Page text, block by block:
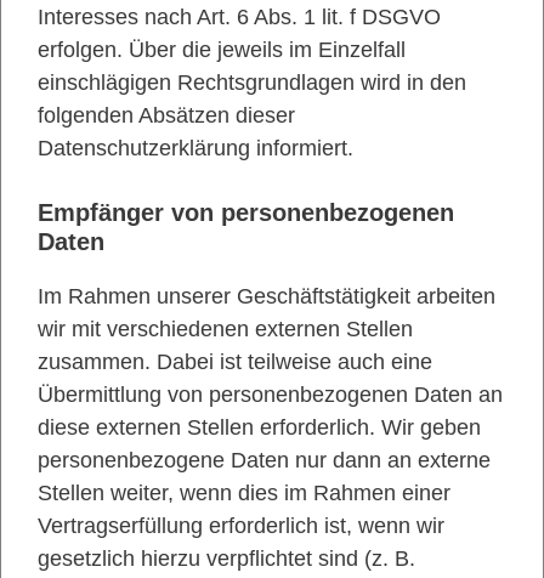
Interesses nach Art. 6 Abs. 1 lit. f DSGVO
erfolgen. Über die jeweils im Einzelfall
einschlägigen Rechtsgrundlagen wird in den
folgenden Absätzen dieser
Datenschutzerklärung informiert.
Empfänger von personenbezogenen
Daten
Im Rahmen unserer Geschäftstätigkeit arbeiten
wir mit verschiedenen externen Stellen
zusammen. Dabei ist teilweise auch eine
Übermittlung von personenbezogenen Daten an
diese externen Stellen erforderlich. Wir geben
personenbezogene Daten nur dann an externe
Stellen weiter, wenn dies im Rahmen einer
Vertragserfüllung erforderlich ist, wenn wir
gesetzlich hierzu verpflichtet sind (z. B.